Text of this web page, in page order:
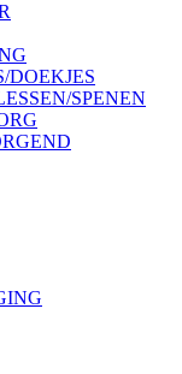
DOEKJES
SPENEN